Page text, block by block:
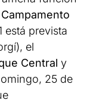
está prevista
el
Central y
25 de